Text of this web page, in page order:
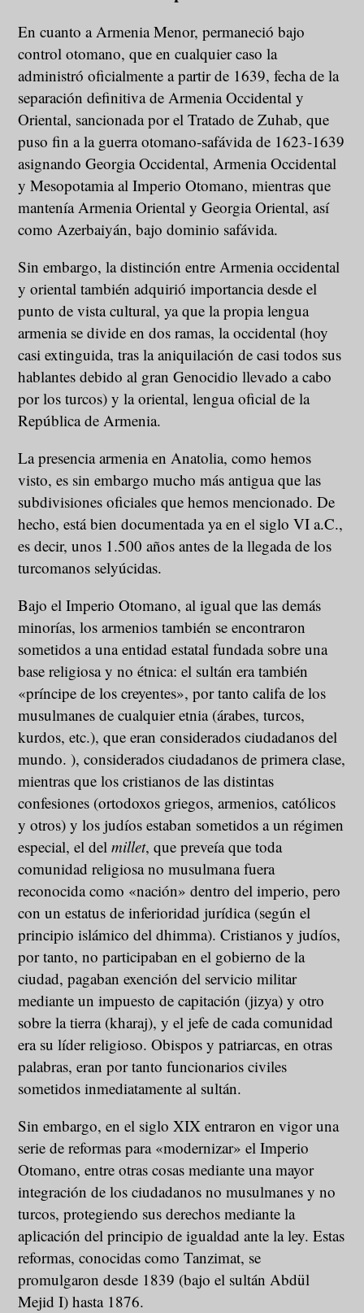
En cuanto a Armenia Menor, permaneció bajo
control otomano, que en cualquier caso la
administró oficialmente a partir de 1639, fecha de la
separación definitiva de Armenia Occidental y
Oriental, sancionada por el Tratado de Zuhab, que
puso fin a la guerra otomano-safávida de 1623-1639
asignando Georgia Occidental, Armenia Occidental
y Mesopotamia al Imperio Otomano, mientras que
mantenía Armenia Oriental y Georgia Oriental, así
como Azerbaiyán, bajo dominio safávida.
Sin embargo, la distinción entre Armenia occidental
y oriental también adquirió importancia desde el
punto de vista cultural, ya que la propia lengua
armenia se divide en dos ramas, la occidental (hoy
casi extinguida, tras la aniquilación de casi todos sus
hablantes debido al gran Genocidio llevado a cabo
por los turcos) y la oriental, lengua oficial de la
República de Armenia.
La presencia armenia en Anatolia, como hemos
visto, es sin embargo mucho más antigua que las
subdivisiones oficiales que hemos mencionado. De
hecho, está bien documentada ya en el siglo VI a.C.,
es decir, unos 1.500 años antes de la llegada de los
turcomanos selyúcidas.
Bajo el Imperio Otomano, al igual que las demás
minorías, los armenios también se encontraron
sometidos a una entidad estatal fundada sobre una
base religiosa y no étnica: el sultán era también
«príncipe de los creyentes», por tanto califa de los
musulmanes de cualquier etnia (árabes, turcos,
kurdos, etc.), que eran considerados ciudadanos del
mundo. ), considerados ciudadanos de primera clase,
mientras que los cristianos de las distintas
confesiones (ortodoxos griegos, armenios, católicos
y otros) y los judíos estaban sometidos a un régimen
especial, el delmillet, que preveía que toda
comunidad religiosa no musulmana fuera
reconocida como «nación» dentro del imperio, pero
con un estatus de inferioridad jurídica (según el
principio islámico del dhimma). Cristianos y judíos,
por tanto, no participaban en el gobierno de la
ciudad, pagaban exención del servicio militar
mediante un impuesto de capitación (jizya) y otro
sobre la tierra (kharaj), y el jefe de cada comunidad
era su líder religioso. Obispos y patriarcas, en otras
palabras, eran por tanto funcionarios civiles
sometidos inmediatamente al sultán.
Sin embargo, en el siglo XIX entraron en vigor una
serie de reformas para «modernizar» el Imperio
Otomano, entre otras cosas mediante una mayor
integración de los ciudadanos no musulmanes y no
turcos, protegiendo sus derechos mediante la
aplicación del principio de igualdad ante la ley. Estas
reformas, conocidas como Tanzimat, se
promulgaron desde 1839 (bajo el sultán Abdül
Mejid I) hasta 1876.